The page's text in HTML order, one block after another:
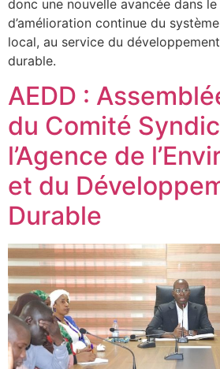
donc une nouvelle avancée dans
d’amélioration continue du
local, au service du
durable.
AEDD :
du Comité
l’Agence de
et du
Durable